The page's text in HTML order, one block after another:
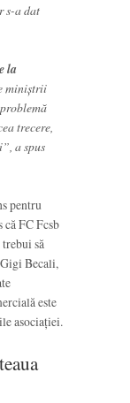
s-a dat
la
miniștrii
trecere,
a spus
pentru
că FC Fcsb
să
Becali,
este
asociației.